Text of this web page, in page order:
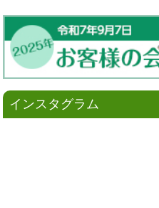
インスタグラム